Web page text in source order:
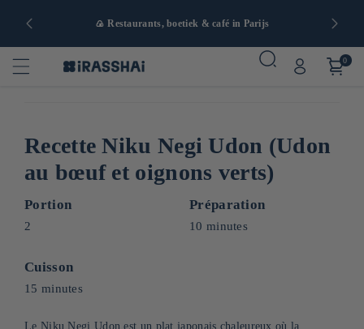
🍙 Restaurants, boetiek & café in Parijs
0
Recette Niku Negi Udon (Udon
au bœuf et oignons verts)
Portion
2
Préparation
10 minutes
Cuisson
15 minutes
Le Niku Negi Udon est un plat japonais chaleureux où la